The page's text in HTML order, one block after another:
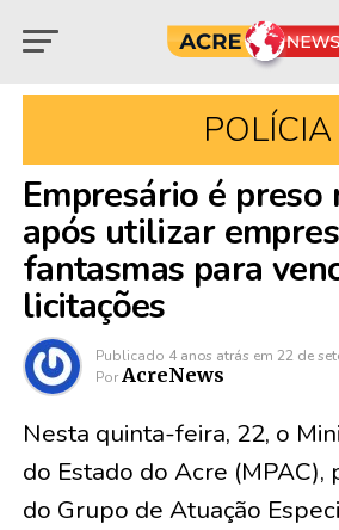
POLÍCIA
Empresário é preso
após utilizar
fantasmas para
licitações
Publicado 4 anos atrás em 22 de
Por AcreNews
Nesta quinta-feira, 22, o
do Estado do Acre
do Grupo de Atuação